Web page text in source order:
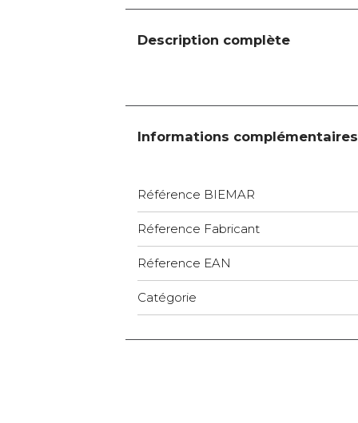
Description complète
Informations complémentaires
Référence BIEMAR
Réference Fabricant
Réference EAN
Catégorie